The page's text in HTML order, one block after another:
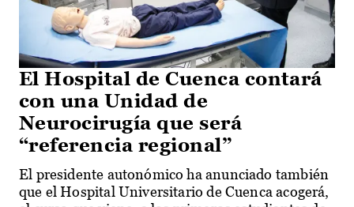
El Hospital de Cuenca contará
con una Unidad de
Neurocirugía que será
“referencia regional”
El presidente autonómico ha anunciado también
que el Hospital Universitario de Cuenca acogerá,